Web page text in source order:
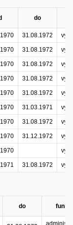
do
31.08.1972
31.08.1972
31.08.1972
31.08.1972
31.08.1972
31.03.1971
31.08.1972
31.12.1972
31.08.1972
do